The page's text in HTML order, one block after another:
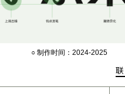
○ 制作时间：2024-2025